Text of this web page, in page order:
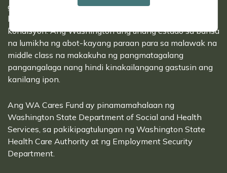
ginagarantiyahan ng WA Cares ang saklaw para sa
lahat ng manggagawa anuman ang mga dati nang
kondisyon. Ang Washington ang unang estado sa bansa
na lumikha ng abot-kayang paraan para sa malawak na
middle class na makakuha ng pangmatagalang
pangangalaga nang hindi kinakailangang gastusin ang
kanilang ipon.
Ang WA Cares Fund ay pinamamahalaan ng
Washington State Department of Social and Health
Services, sa pakikipagtulungan ng Washington State
Health Care Authority at ng Employment Security
Department.